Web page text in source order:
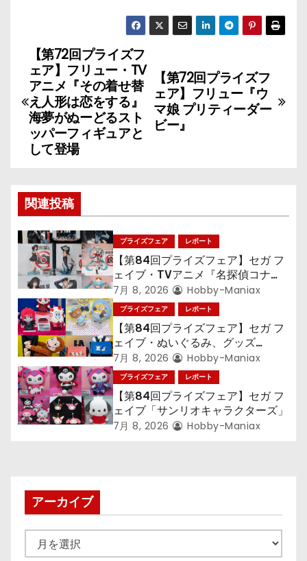
投
稿
ナ
ビ
ー
シ
ョ
ン
【第72回プライズフ
ェア】フリュー『ウ
マ娘 プリティーダー
ビー』
【第72回プライズフ
ェア】フリュー・TV
アニメ『その着せ替
え人形は恋をする』
海夢がぬーどるスト
ッパーフィギュアと
して登場
関連投稿
プライズフェア レポート
【第84回プライズフェア】セガ フ
ェイブ・TVアニメ『名探偵コナ
ン』TVアニメ『呪術廻戦』『〈物
語〉シリーズ』「初音ミク」
7月 8, 2026 Hobby-Maniax
プライズフェア レポート
【第84回プライズフェア】セガ フ
ェイブ・ぬいぐるみ、グッズ
『LiSA』『ミニオン』『おさるの
ジョージ』『ポケットモンスター』
7月 8, 2026 Hobby-Maniax
プライズフェア レポート
【第84回プライズフェア】セガ フ
ェイブ「サンリオキャラクターズ」
7月 8, 2026 Hobby-Maniax
アーカイブ
ー